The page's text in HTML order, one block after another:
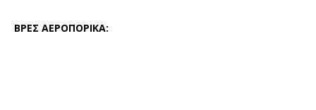
ΒΡΕΣ ΑΕΡΟΠΟΡΙΚΑ: